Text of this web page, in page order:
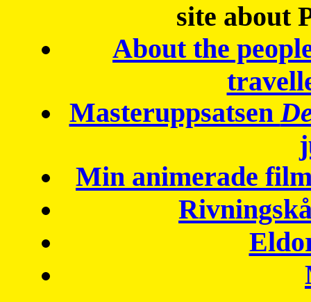
site about
About the
Masteruppsatsen
Min animerade